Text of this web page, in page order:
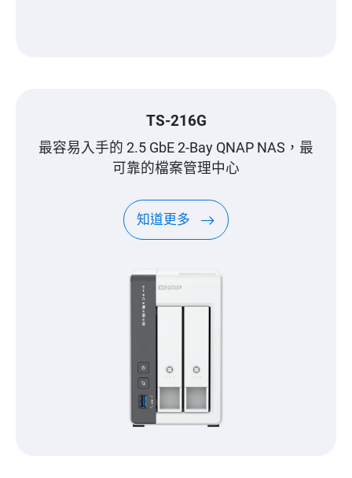
TS-216G
最容易入手的 2.5 GbE 2-Bay QNAP NAS，最
可靠的檔案管理中心
知道更多